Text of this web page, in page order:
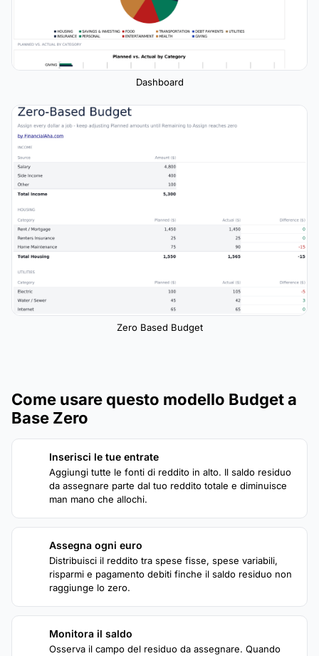
Dashboard
Zero Based Budget
Come usare questo modello Budget a
Base Zero
Inserisci le tue entrate
Aggiungi tutte le fonti di reddito in alto. Il saldo residuo
da assegnare parte dal tuo reddito totale e diminuisce
man mano che allochi.
Assegna ogni euro
Distribuisci il reddito tra spese fisse, spese variabili,
risparmi e pagamento debiti finche il saldo residuo non
raggiunge lo zero.
Monitora il saldo
Osserva il campo del residuo da assegnare. Quando